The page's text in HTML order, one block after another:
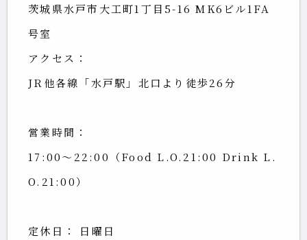
茨城県水戸市大工町1丁目5-16 MK6ビル1FA
号室
アクセス：
JR他各線「水戸駅」北口より徒歩26分
営業時間：
17:00～22:00（Food L.O.21:00 Drink L.
O.21:00）
定休日： 日曜日